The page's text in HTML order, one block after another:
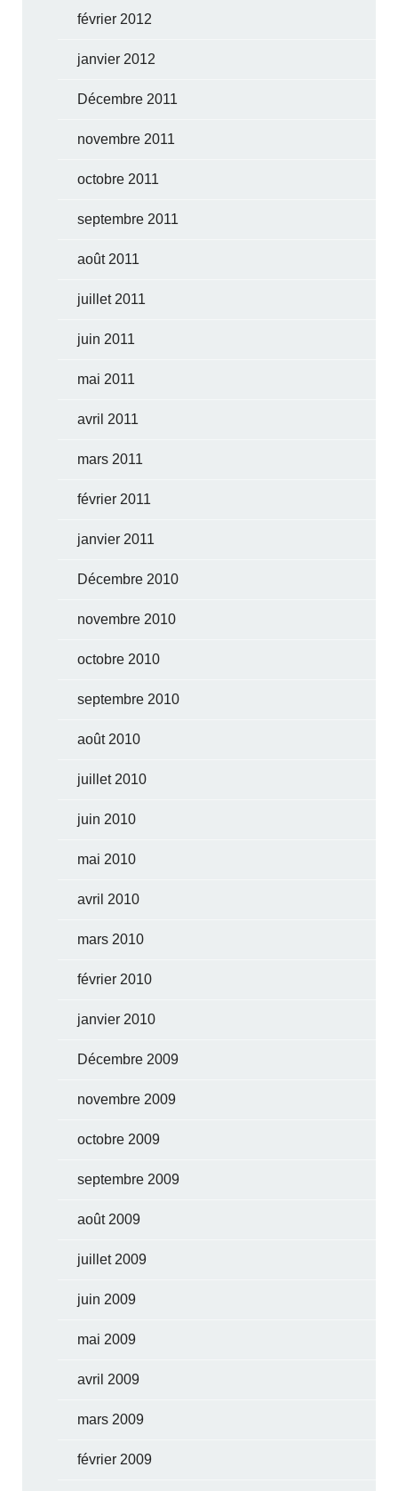
février 2012
janvier 2012
Décembre 2011
novembre 2011
octobre 2011
septembre 2011
août 2011
juillet 2011
juin 2011
mai 2011
avril 2011
mars 2011
février 2011
janvier 2011
Décembre 2010
novembre 2010
octobre 2010
septembre 2010
août 2010
juillet 2010
juin 2010
mai 2010
avril 2010
mars 2010
février 2010
janvier 2010
Décembre 2009
novembre 2009
octobre 2009
septembre 2009
août 2009
juillet 2009
juin 2009
mai 2009
avril 2009
mars 2009
février 2009